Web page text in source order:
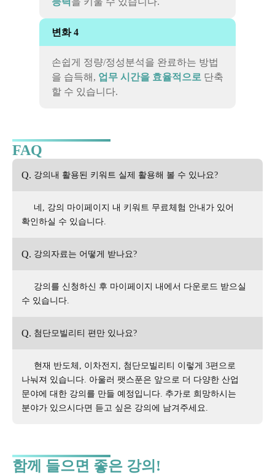
변화 4
손쉽게 정량/정성분석을 완료하는 방법
을 습득해, 업무 시간을 효율적으로 단축
할 수 있습니다.
FAQ
Q. 강의내 활용된 키워트 실제 활용해 볼 수 있나요?
네, 강의 마이페이지 내 키워트 무료체험 안내가 있어
확인하실 수 있습니다.
Q. 강의자료는 어떻게 받나요?
강의를 신청하신 후 마이페이지 내에서 다운로드 받으실
수 있습니다.
Q. 첨단모빌리티 편만 있나요?
현재 반도체, 이차전지, 첨단모빌리티 이렇게 3편으로
나눠져 있습니다. 아울러 팻스푼은 앞으로 더 다양한 산업
문야에 대한 강의를 만들 예정입니다. 추가로 희망하시는
분야가 있으시다면 듣고 싶은 강의에 남겨주세요.
함께 들으면 좋은 강의!